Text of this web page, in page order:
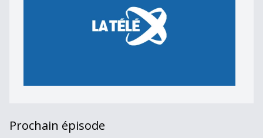
Prochain épisode